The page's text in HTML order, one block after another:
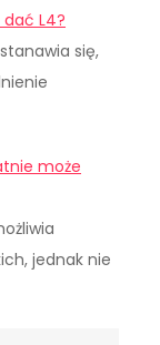
L4?
się,
może
jednak nie